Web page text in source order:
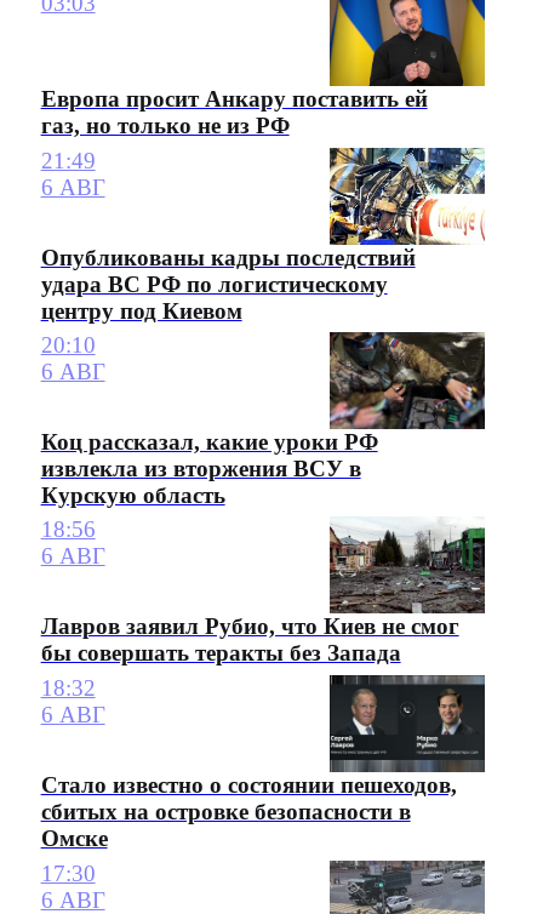
Европа просит Анкару поставить ей
газ, но только не из РФ
21:49
6 АВГ
Опубликованы кадры последствий
удара ВС РФ по логистическому
центру под Киевом
20:10
6 АВГ
Коц рассказал, какие уроки РФ
извлекла из вторжения ВСУ в
Курскую область
18:56
6 АВГ
Лавров заявил Рубио, что Киев не смог
бы совершать теракты без Запада
18:32
6 АВГ
Стало известно о состоянии пешеходов,
сбитых на островке безопасности в
Омске
17:30
6 АВГ